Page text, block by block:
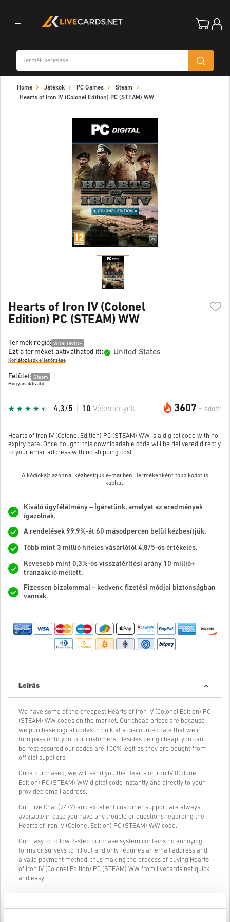
navigation
Home Játékok PC Games
Steam
Hearts of Iron IV (Colonel Edition) PC (STEAM) WW
Hearts of Iron IV (Colonel
Edition) PC (STEAM) WW
Termék régió: WORLDWIDE
Ezt a terméket aktiválhatod itt: United States
Korlátozások ellenőrzése
Felület: Steam
Hogyan aktiváld
3607 Eladott!
4,3/5 10 Vélemények
Hearts of Iron IV (Colonel Edition) PC (STEAM) WW is a digital code with no
expiry date. Once bought, this downloadable code will be delivered directly
to your email address with no shipping cost.
A kód(oka)t azonnal kézbesítjük e-mailben. Termékenként több kódot is
kaphat.
Kiváló ügyfélélmény – Ígéretünk, amelyet az eredmények
igazolnak.
A rendelések 99,9%-át 60 másodpercen belül kézbesítjük.
Több mint 3 millió hiteles vásárlótól 4,8/5-ös értékelés.
Kevesebb mint 0,3%-os visszatérítési arány 10 millió+
tranzakció mellett.
Fizessen bizalommal – kedvenc fizetési módjai biztonságban
vannak.
Leírás
We have some of the cheapest Hearts of Iron IV (Colonel Edition) PC
(STEAM) WW codes on the market. Our cheap prices are because
we purchase digital codes in bulk at a discounted rate that we in
turn pass onto you, our customers. Besides being cheap, you can
be rest assured our codes are 100% legit as they are bought from
official suppliers.
Once purchased, we will send you the Hearts of Iron IV (Colonel
Edition) PC (STEAM) WW digital code instantly and directly to your
provided email address.
Our Live Chat (24/7) and excellent customer support are always
available in case you have any trouble or questions regarding the
Hearts of Iron IV (Colonel Edition) PC (STEAM) WW code.
Our Easy to follow 3-step purchase system contains no annoying
forms or surveys to fill out and only requires an email address and
a valid payment method, thus making the process of buying Hearts
of Iron IV (Colonel Edition) PC (STEAM) WW from livecards.net quick
and easy.